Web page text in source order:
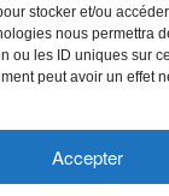
stocker et/ou
nous permettra
ou les ID uniques sur
peut avoir un effet
Accepter